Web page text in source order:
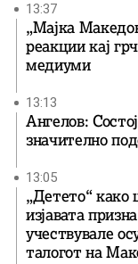
13:37
„Мајка
реакции кај
медиуми
13:13
Ангелов:
значително
13:05
„Детето“ како
изјавата
учествувале
талогот на